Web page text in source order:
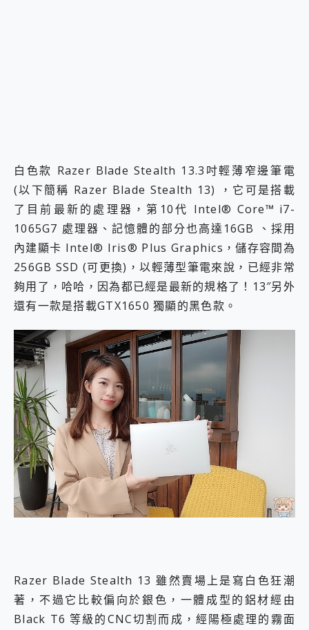
白色款 Razer Blade Stealth 13.3吋輕薄窄邊筆電
(以下簡稱 Razer Blade Stealth 13) ，它可是搭載
了目前最新的處理器，第10代 Intel® Core™ i7-
1065G7 處理器、記憶體的部分也高達16GB 、採用
內建顯卡 Intel® Iris® Plus Graphics，儲存容間為
256GB SSD (可更換)，以輕薄型筆電來說，已經非常
夠用了，哈哈，因為都已經是最新的規格了！13″另外
還有一款是搭載GTX1650 獨顯的黑色款。
Razer Blade Stealth 13 雖然賣場上是寫白色狂潮
著，不過它比較偏向於銀色，一體成型的鋁材經由
Black T6 等級的CNC切割而成，經陽極處理的霧面